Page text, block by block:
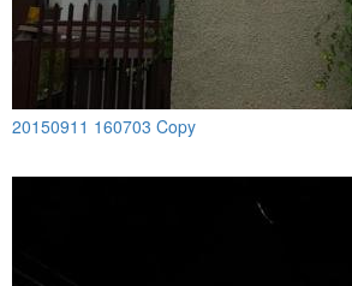
20150911 160703 Copy